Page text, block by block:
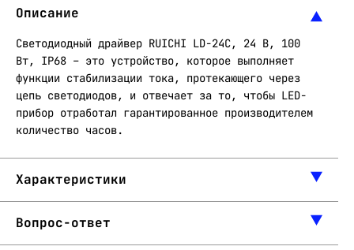
Описание
Светодиодный драйвер RUICHI LD-24C, 24 В, 100
Вт, IP68 – это устройство, которое выполняет
функции стабилизации тока, протекающего через
цепь светодиодов, и отвечает за то, чтобы LED-
прибор отработал гарантированное производителем
количество часов.
Характеристики
Вопрос-ответ